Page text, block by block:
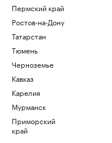
Пермский край
Ростов-на-Дону
Татарстан
Тюмень
Черноземье
Кавказ
Карелия
Мурманск
Приморский
край